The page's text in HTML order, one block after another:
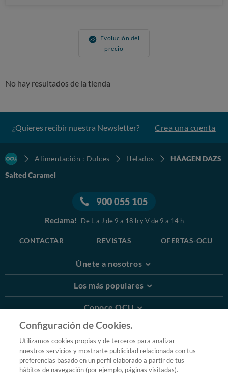
Evolución del
precio
No hay resultados de la tienda
¿Quieres recibir nuestra Newsletter? Crea una cuenta
Alimentación : Dulces Helados
HÄAGEN DAZS
Salted Caramel
900 055 105
Reclama! De L a J de 9 a 18 h y V de 9 a 14 h
CONTACTAR REVISTAS OFERTAS-OCU
Únete a nosotros
Los más populares
Conoce OCU
Más Información
© 2026 OCU
Condiciones generales de contratación de OCU
Configuración de Cookies.
Utilizamos cookies propias y de terceros para analizar
nuestros servicios y mostrarte publicidad relacionada con tus
preferencias basado en un perfil elaborado a partir de tus
hábitos de navegación (por ejemplo, páginas visitadas).